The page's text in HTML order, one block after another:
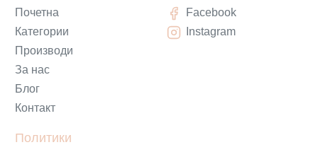
Почетна
Категории
Производи
За нас
Блог
Контакт
Политики
Facebook
Instagram